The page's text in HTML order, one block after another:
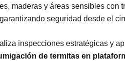
maderas y áreas sensibles con
seguridad desde el
inspecciones estratégicas y
de termitas en